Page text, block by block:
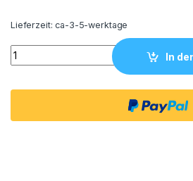
Lieferzeit:ca-3-5-werktage
Teppich 160x230 Yannick Retro
In